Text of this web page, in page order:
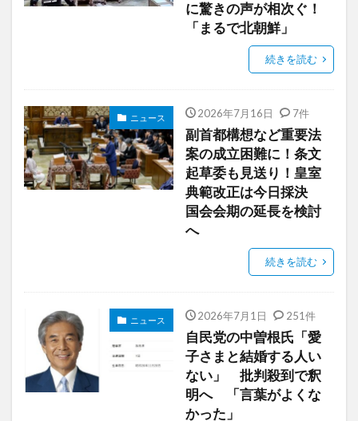
に驚きの声が相次ぐ！
「まるで北朝鮮」
続きを読む
ニュース 2026年7月16日 7件
副首都構想など重要法
案の成立困難に！条文
起草委も見送り！皇室
典範改正は今日採決
国会会期の延長を検討
へ
続きを読む
ニュース 2026年7月1日 251件
自民党の中曽根氏「愛
子さまと結婚する人い
ない」 批判殺到で釈
明へ 「言葉がよくな
かった」